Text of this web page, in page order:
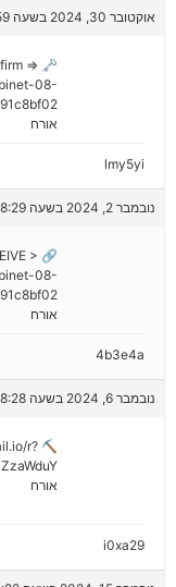
אוקטובר 30, 2024 בשעה 7:59 pm
=>
08-
🗝
אורח
lmy5yi
נובמבר 2, 2024 בשעה 8:29 am
>
08-
🔗
אורח
4b3e4a
נובמבר 6, 2024 בשעה 8:28 am
r?
אורח
i0xa29